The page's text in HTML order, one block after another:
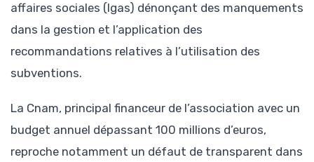
affaires sociales (Igas) dénonçant des manquements
dans la gestion et l’application des
recommandations relatives à l’utilisation des
subventions.
La Cnam, principal financeur de l’association avec un
budget annuel dépassant 100 millions d’euros,
reproche notamment un défaut de transparent dans